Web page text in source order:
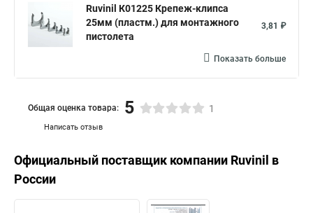
Ruvinil К01225 Крепеж-клипса
25мм (пластм.) для монтажного
пистолета
3,81 ₽
Показать больше
Написать отзыв
Общая оценка товара: 5 1
Официальный поставщик компании Ruvinil в
России